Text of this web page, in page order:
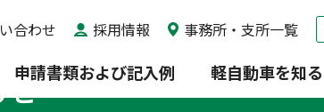
合わせ 採用情報 事務所・支所一覧
申請書類および記入例 軽自動車を知る